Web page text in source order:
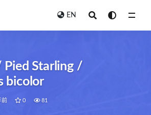
EN
Starling /
bicolor
前 0 81